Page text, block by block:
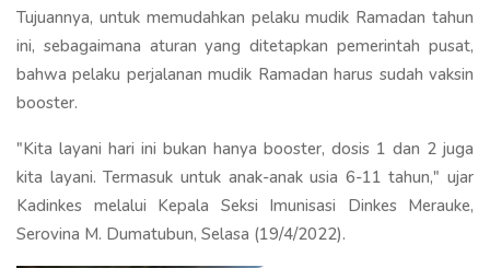
Tujuannya, untuk memudahkan pelaku mudik Ramadan tahun
ini, sebagaimana aturan yang ditetapkan pemerintah pusat,
bahwa pelaku perjalanan mudik Ramadan harus sudah vaksin
booster.
"Kita layani hari ini bukan hanya booster, dosis 1 dan 2 juga
kita layani. Termasuk untuk anak-anak usia 6-11 tahun," ujar
Kadinkes melalui Kepala Seksi Imunisasi Dinkes Merauke,
Serovina M. Dumatubun, Selasa (19/4/2022).